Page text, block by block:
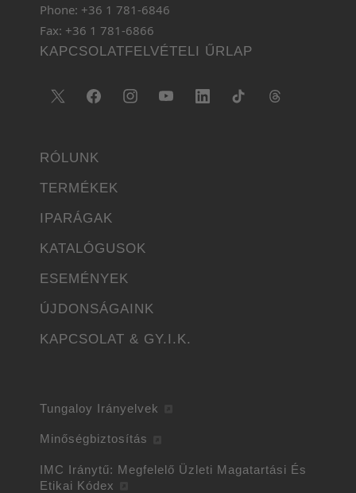
Phone: +36 1 781-6846
Fax: +36 1 781-6866
KAPCSOLATFELVÉTELI ŰRLAP
RÓLUNK
TERMÉKEK
IPARÁGAK
KATALÓGUSOK
ESEMÉNYEK
ÚJDONSÁGAINK
KAPCSOLAT & GY.I.K.
Tungaloy Irányelvek
Minőségbiztosítás
IMC Iránytű: Megfelelő Üzleti Magatartási És
Etikai Kódex